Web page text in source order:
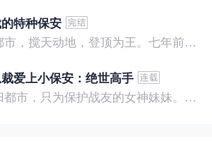
特种保安
特种兵王，重回都市，搅天动地，登顶为王。七年前，他是社会底层的小混混，七年后，他是经历过战与火考验的特种兵王。
爱上小保安：绝世高手
雇佣兵王陈扬回归都市，只为保护战友的女神妹妹。繁华都市里，陈扬如鱼得水，，逍遥自在。